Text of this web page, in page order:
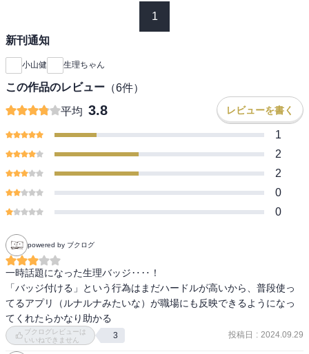
1
新刊通知
小山健 生理ちゃん
この作品のレビュー （6件）
平均 3.8 レビューを書く
1
2
2
0
0
powered by ブクログ
一時話題になった生理バッジ‥‥！
「バッジ付ける」という行為はまだハードルが高いから、普段使っ
てるアプリ（ルナルナみたいな）が職場にも反映できるようになっ
てくれたらかなり助かる
ブクログレビューは
いいねできません
3 投稿日 : 2024.09.29